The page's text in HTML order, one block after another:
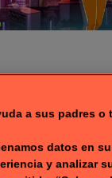
totales luchan
a sus padres o
datos en
y analizar